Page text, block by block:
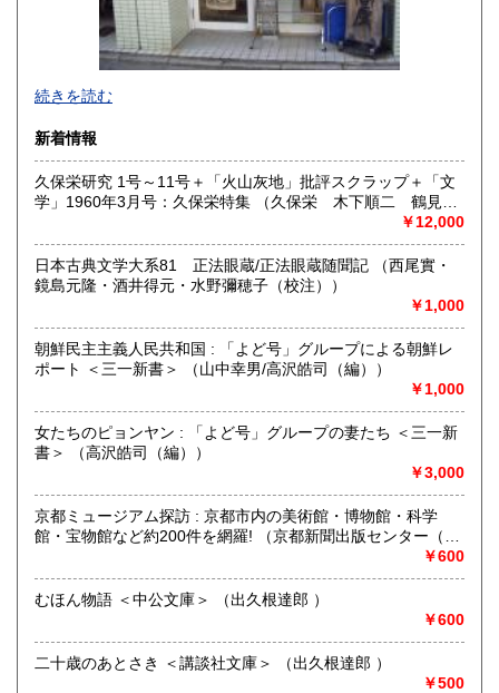
600円
文学・哲学等人文書を幅広く発掘・提供していきたいと考え
ます。お近くの方は店舗の方にも是非お立ち寄り下さい。
沿線名：地下鉄烏丸線
最寄駅：今出川駅
営業時間：12:00〜19:00
定休日：火曜
書籍の買取について
-
取り扱い分野
哲学宗教、歴史、社会科学、国語国文、外国文学
続きを読む
新着情報
久保栄研究 1号～11号＋「火山灰地」批評スクラップ＋「文
学」1960年3月号：久保栄特集 （久保栄 木下順二 鶴見俊
￥12,000
日本古典文学大系81 正法眼蔵/正法眼蔵随聞記 （西尾實・
鏡島元隆・酒井得元・水野彌穂子（校注））
￥1,000
朝鮮民主主義人民共和国 : 「よど号」グループによる朝鮮レ
ポート ＜三一新書＞ （山中幸男/高沢皓司（編））
￥1,000
女たちのピョンヤン : 「よど号」グループの妻たち ＜三一新
書＞ （高沢皓司（編））
￥3,000
京都ミュージアム探訪 : 京都市内の美術館・博物館・科学
館・宝物館など約200件を網羅! （京都新聞出版センター（編
￥600
むほん物語 ＜中公文庫＞ （出久根達郎 ）
￥600
二十歳のあとさき ＜講談社文庫＞ （出久根達郎 ）
￥500